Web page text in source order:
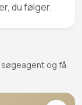
du følger.
søgeagent og få